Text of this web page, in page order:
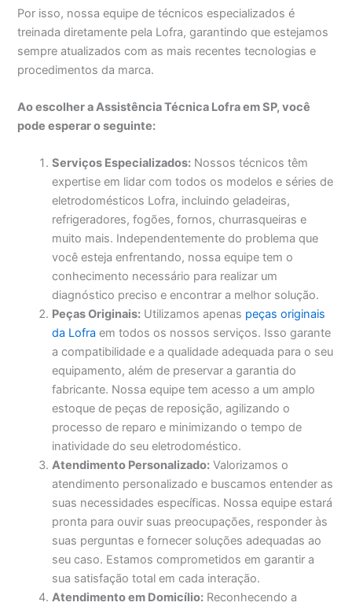
Por isso, nossa equipe de técnicos especializados é
treinada diretamente pela Lofra, garantindo que estejamos
sempre atualizados com as mais recentes tecnologias e
procedimentos da marca.
Ao escolher a Assistência Técnica Lofra em SP, você
pode esperar o seguinte:
Serviços Especializados: Nossos técnicos têm
expertise em lidar com todos os modelos e séries de
eletrodomésticos Lofra, incluindo geladeiras,
refrigeradores, fogões, fornos, churrasqueiras e
muito mais. Independentemente do problema que
você esteja enfrentando, nossa equipe tem o
conhecimento necessário para realizar um
diagnóstico preciso e encontrar a melhor solução.
Peças Originais: Utilizamos apenas peças originais
da Lofra em todos os nossos serviços. Isso garante
a compatibilidade e a qualidade adequada para o seu
equipamento, além de preservar a garantia do
fabricante. Nossa equipe tem acesso a um amplo
estoque de peças de reposição, agilizando o
processo de reparo e minimizando o tempo de
inatividade do seu eletrodoméstico.
Atendimento Personalizado: Valorizamos o
atendimento personalizado e buscamos entender as
suas necessidades específicas. Nossa equipe estará
pronta para ouvir suas preocupações, responder às
suas perguntas e fornecer soluções adequadas ao
seu caso. Estamos comprometidos em garantir a
sua satisfação total em cada interação.
Atendimento em Domicílio: Reconhecendo a